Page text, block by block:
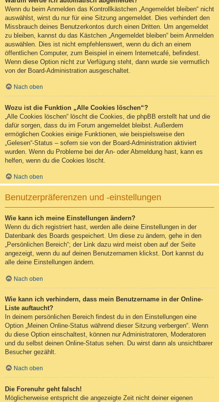
Wenn du beim Anmelden das Kontrollkästchen „Angemeldet bleiben“ nicht
auswählst, wirst du nur für eine Sitzung angemeldet. Dies verhindert den
Missbrauch deines Benutzerkontos durch einen Dritten. Um angemeldet
zu bleiben, kannst du das Kästchen „Angemeldet bleiben“ beim Anmelden
auswählen. Dies ist nicht empfehlenswert, wenn du dich an einem
öffentlichen Computer, zum Beispiel in einem Internetcafé, befindest.
Wenn diese Option nicht zur Verfügung steht, dann wurde sie vermutlich
von der Board-Administration ausgeschaltet.
Nach oben
Wozu ist die Funktion „Alle Cookies löschen“?
„Alle Cookies löschen“ löscht die Cookies, die phpBB erstellt hat und die
dafür sorgen, dass du im Forum angemeldet bleibst. Außerdem
ermöglichen Cookies einige Funktionen, wie beispielsweise den
„Gelesen“-Status – sofern sie von der Board-Administration aktiviert
wurden. Wenn du Probleme bei der An- oder Abmeldung hast, kann es
helfen, wenn du die Cookies löscht.
Nach oben
Benutzerpräferenzen und -einstellungen
Wie kann ich meine Einstellungen ändern?
Wenn du dich registriert hast, werden alle deine Einstellungen in der
Datenbank des Boards gespeichert. Um diese zu ändern, gehe in den
„Persönlichen Bereich“; der Link dazu wird meist oben auf der Seite
angezeigt, wenn du auf deinen Benutzernamen klickst. Dort kannst du
alle deine Einstellungen ändern.
Nach oben
Wie kann ich verhindern, dass mein Benutzername in der Online-
Liste auftaucht?
In deinem persönlichen Bereich findest du in den Einstellungen eine
Option „Meinen Online-Status während dieser Sitzung verbergen“. Wenn
du diese Option einschaltest, können nur Administratoren, Moderatoren
und du selbst deinen Online-Status sehen. Du wirst dann als unsichtbarer
Besucher gezählt.
Nach oben
Die Forenuhr geht falsch!
Möglicherweise entspricht die angezeigte Zeit nicht deiner eigenen